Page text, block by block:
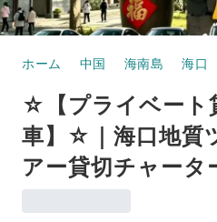
ホーム 中国 海南島 海口
☆【プライベート
車】☆｜海口地質
アー貸切チャータ